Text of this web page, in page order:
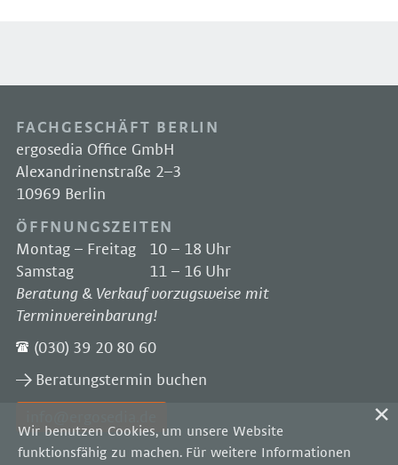
FACHGESCHÄFT BERLIN
ergosedia Office GmbH
Alexandrinenstraße 2–3
10969 Berlin
ÖFFNUNGSZEITEN
Montag – Freitag
10 – 18 Uhr
Samstag
11 – 16 Uhr
Beratung & Verkauf vorzugsweise mit
Terminvereinbarung!
(030) 39 20 80 60
Beratungstermin buchen
Wir benutzen Cookies, um unsere Website
funktionsfähig zu machen. Für weitere Informationen